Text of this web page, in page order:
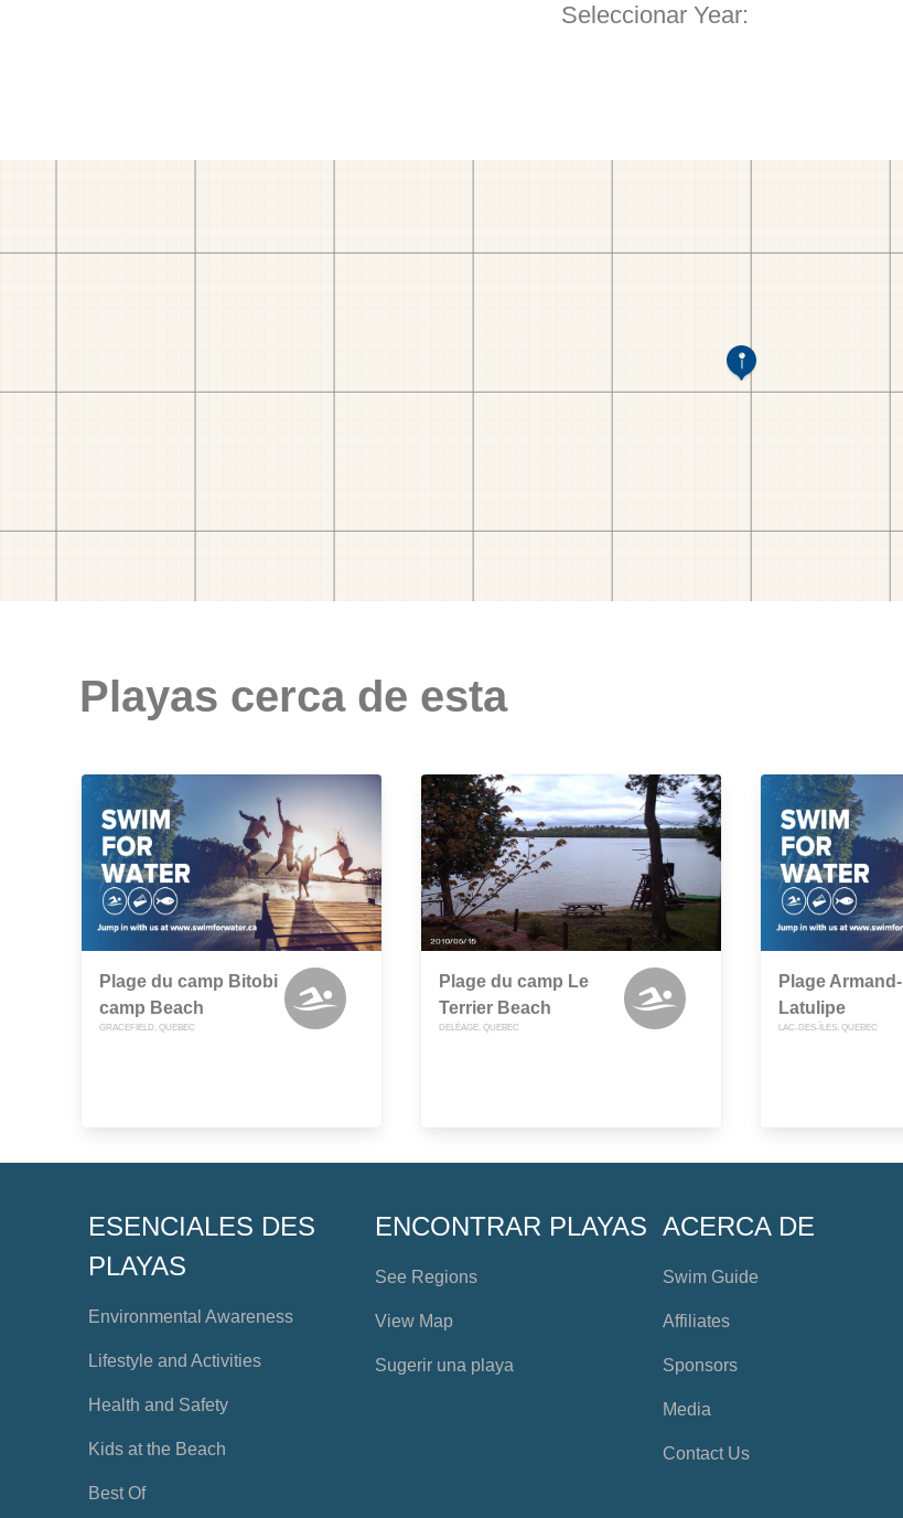
Seleccionar Year:
Playas cerca de esta
Plage du camp Bitobi
camp Beach
GRACEFIELD, QUEBEC
Plage du camp Le
Terrier Beach
DELÉAGE, QUEBEC
Plage Armand-
Latulipe
LAC-DES-ÎLES, QUEBEC
ESENCIALES DES
PLAYAS
Environmental Awareness
Lifestyle and Activities
Health and Safety
Kids at the Beach
Best Of
ENCONTRAR PLAYAS
See Regions
View Map
Sugerir una playa
ACERCA DE
Swim Guide
Affiliates
Sponsors
Media
Contact Us